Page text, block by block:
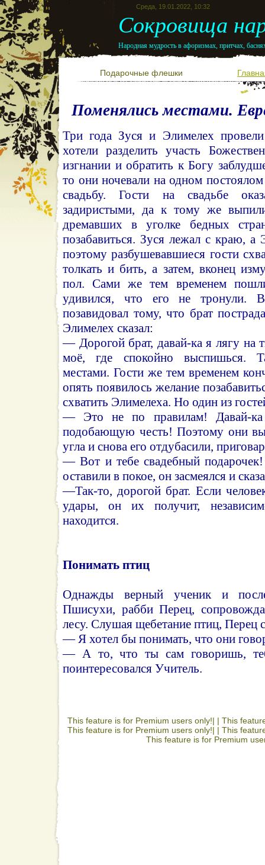
Среда, 19.01.2022, 10:32
Сокровища
Народная мудрость в афоризмах, притчах,
Подарочные флешки
Поменялись местами.
Три года Зуся и Элимелех
хотели разделить участь
изгнании и обратить к Богу
то они ночевали на одном постоялом
свадьбу. Гости на свадьбе
задиристыми, да к тому же
дремавших в уголке бедных
позабавиться. Зуся лежал с краю,
поэтому разбушевавшиеся гости
толкать и бить, а затем, вконец
пол. Сами же тем временем
удивился, что его не тронули.
позавидовал тому, что брат
Элимелех сказал:
— Дорогой брат, давай-ка я лягу на
моё, где спокойно выспишься.
местами. Гости же тем временем
опять появилось желание
схватить Элимелеха. Но один из
— Это не по правилам! Давай-
подобающую честь! Поэтому они
угла и снова его отдубасили,
— Вот и тебе свадебный
оставили в покое, он засмеялся и
—Так-то, дорогой брат. Если
удары, он их получит,
находится.
Понимать птиц
Однажды верный ученик и
Пшисухи, рабби Перец,
лесу. Слушая щебетание птиц, Перец
— Я хотел бы понимать, что они
— А то, что ты сам говоришь,
поинтересовался Учитель.
This feature is for Premium users only!| | This
This feature is for Premium users only!| | This
This feature is for Premium